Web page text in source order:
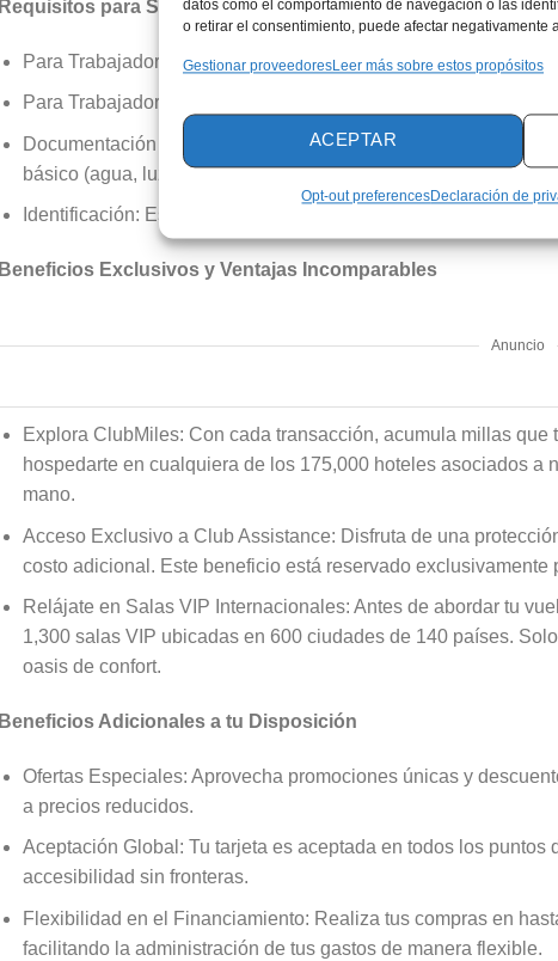
datos como el comportamiento de navegación o las
o retirar el consentimiento, puede afectar negativamente
Gestionar proveedoresLeer más sobre estos propósitos
ACEPTAR
Opt-out preferencesDeclaración de
Requisitos para Solicitar tu Tarjeta
Para Trabajadores Dependientes: Debes contar con una
Para Trabajadores Independientes: Se requiere una
Documentación Necesaria: Presenta pruebas de ingresos y
básico (agua, luz, teléfono fijo o móvil).
Identificación: Es necesario entregar una copia vigente de tu
Beneficios Exclusivos y Ventajas Incomparables
Anuncio
Explora ClubMiles: Con cada transacción, acumula millas
hospedarte en cualquiera de los 175,000 hoteles asociados a
mano.
Acceso Exclusivo a Club Assistance: Disfruta de una
costo adicional. Este beneficio está reservado exclusivamente
Relájate en Salas VIP Internacionales: Antes de abordar tu
1,300 salas VIP ubicadas en 600 ciudades de 140 países.
oasis de confort.
Beneficios Adicionales a tu Disposición
Ofertas Especiales: Aprovecha promociones únicas y
a precios reducidos.
Aceptación Global: Tu tarjeta es aceptada en todos los
accesibilidad sin fronteras.
Flexibilidad en el Financiamiento: Realiza tus compras en
facilitando la administración de tus gastos de manera flexible.